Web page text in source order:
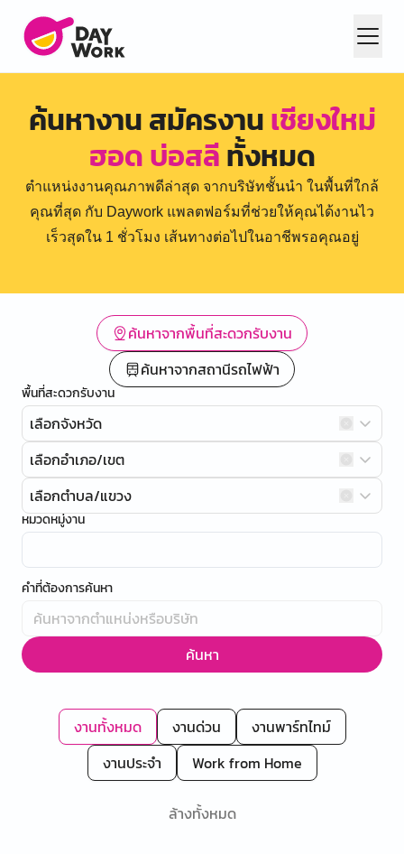
ค้นหางาน สมัครงานเชียงใหม่
ฮอด บ่อสลีทั้งหมด
ตำแหน่งงานคุณภาพดีล่าสุด จากบริษัทชั้นนำ ในพื้นที่ใกล้
คุณที่สุด กับ Daywork แพลตฟอร์มที่ช่วยให้คุณได้งานไว
เร็วสุดใน 1 ชั่วโมง เส้นทางต่อไปในอาชีพรอคุณอยู่
ค้นหาจากพื้นที่สะดวกรับงาน
ค้นหาจากสถานีรถไฟฟ้า
พื้นที่สะดวกรับงาน
เลือกจังหวัด
เลือกอำเภอ/เขต
เลือกตำบล/แขวง
หมวดหมู่งาน
คำที่ต้องการค้นหา
ค้นหา
งานทั้งหมด งานด่วน
งานพาร์ทไทม์
งานประจำ
Work from Home
ล้างทั้งหมด